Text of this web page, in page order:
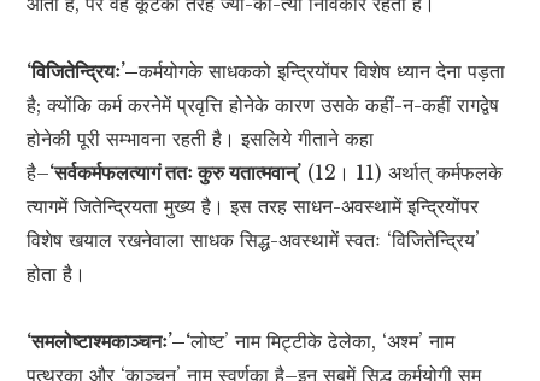
‘विजितेन्द्रियः’–कर्मयोगके साधकको इन्द्रियोंपर विशेष ध्यान देना पड़ता
है; क्योंकि कर्म करनेमें प्रवृत्ति होनेके कारण उसके कहीं-न-कहीं रागद्वेष
होनेकी पूरी सम्भावना रहती है। इसलिये गीताने कहा
है–‘सर्वकर्मफलत्यागं ततः कुरु यतात्मवान्’ (12। 11) अर्थात् कर्मफलके
त्यागमें जितेन्द्रियता मुख्य है। इस तरह साधन-अवस्थामें इन्द्रियोंपर
विशेष खयाल रखनेवाला साधक सिद्ध-अवस्थामें स्वतः ‘विजितेन्द्रिय’
होता है।
‘समलोष्टाश्मकाञ्चनः’–‘लोष्ट’ नाम मिट्टीके ढेलेका, ‘अश्म’ नाम
पत्थरका और ‘काञ्चन’ नाम स्वर्णका है–इन सबमें सिद्ध कर्मयोगी सम